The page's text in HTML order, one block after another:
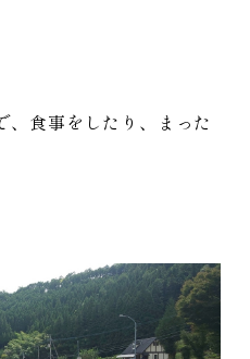
、食事をしたり、まった